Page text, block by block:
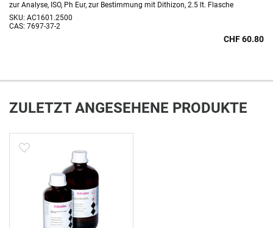
zur Analyse, ISO, Ph Eur, zur Bestimmung mit Dithizon, 2.5 lt. Flasche
SKU: AC1601.2500
CAS: 7697-37-2
CHF 60.80
ZULETZT ANGESEHENE PRODUKTE